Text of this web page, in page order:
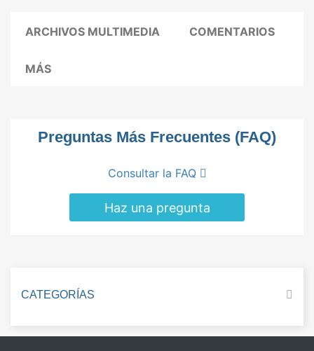
ARCHIVOS MULTIMEDIA COMENTARIOS
MÁS
Preguntas Más Frecuentes (FAQ)
Consultar la FAQ
Haz una pregunta
CATEGORÍAS